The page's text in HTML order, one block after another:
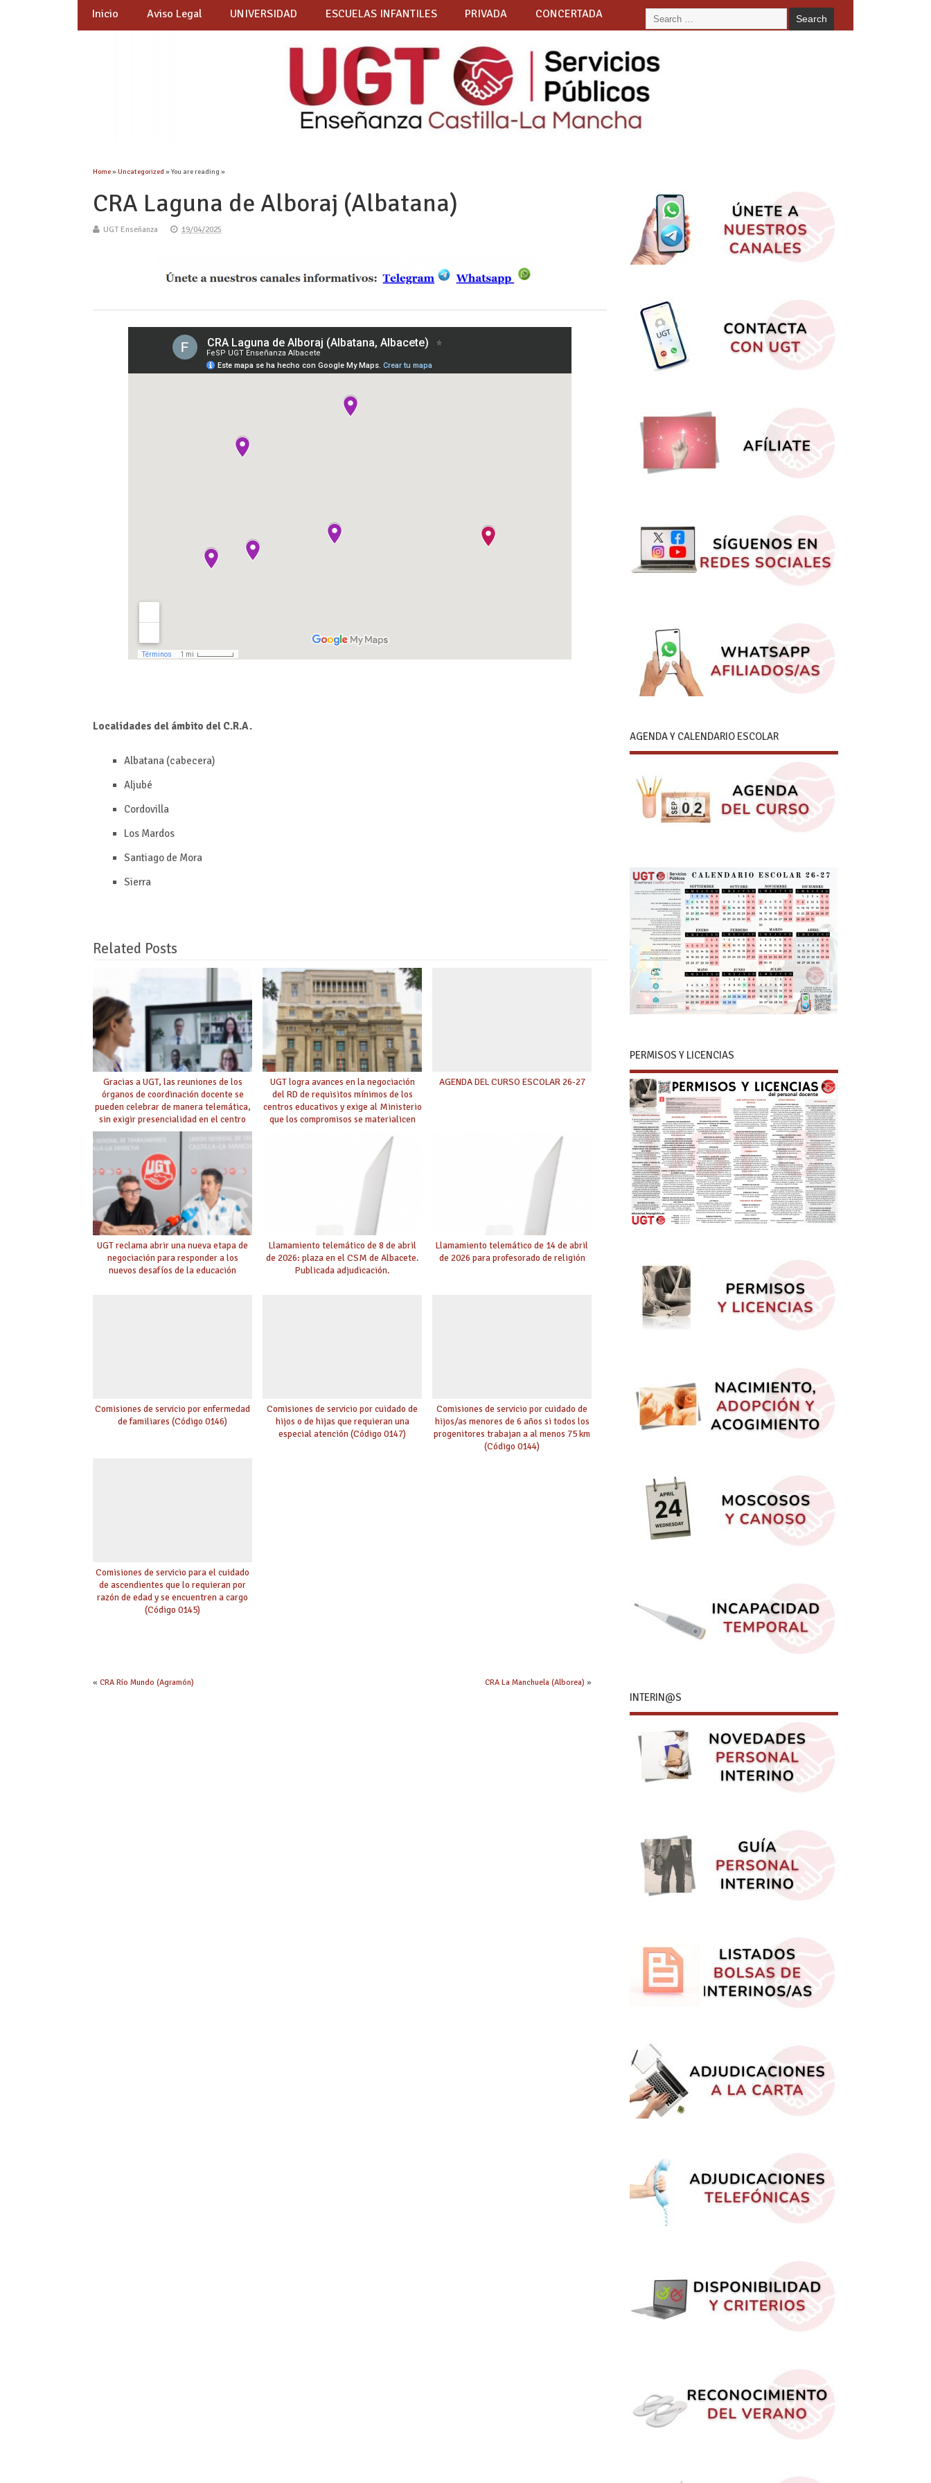
Inicio Aviso Legal UNIVERSIDAD ESCUELAS INFANTILES PRIVADA CONCERTADA
Home»Uncategorized » You are reading »
CRA Laguna de Alboraj (Albatana)
UGT Enseñanza 19/04/2025
Localidades del ámbito del C.R.A.
Albatana (cabecera)
Aljubé
Cordovilla
Los Mardos
Santiago de Mora
Sierra
Related Posts
Gracias a UGT, las reuniones de los
órganos de coordinación docente se
pueden celebrar de manera telemática,
sin exigir presencialidad en el centro
UGT logra avances en la negociación
del RD de requisitos mínimos de los
centros educativos y exige al Ministerio
que los compromisos se materialicen
AGENDA DEL CURSO ESCOLAR 26-27
UGT reclama abrir una nueva etapa de
negociación para responder a los
nuevos desafíos de la educación
Llamamiento telemático de 8 de abril
de 2026: plaza en el CSM de Albacete.
Publicada adjudicación.
Llamamiento telemático de 14 de abril
de 2026 para profesorado de religión
Comisiones de servicio por enfermedad
de familiares (Código 0146)
Comisiones de servicio por cuidado de
hijos o de hijas que requieran una
especial atención (Código 0147)
Comisiones de servicio por cuidado de
hijos/as menores de 6 años si todos los
progenitores trabajan a al menos 75 km
(Código 0144)
Comisiones de servicio para el cuidado
de ascendientes que lo requieran por
razón de edad y se encuentren a cargo
(Código 0145)
«CRA Río Mundo (Agramón) CRA La Manchuela (Alborea) »
AGENDA Y CALENDARIO ESCOLAR
PERMISOS Y LICENCIAS
INTERIN@S